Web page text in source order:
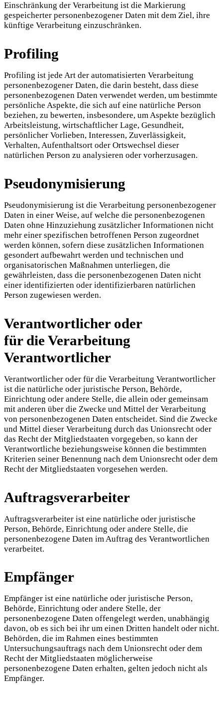
Einschränkung der Verarbeitung ist die Markierung
gespeicherter personenbezogener Daten mit dem Ziel, ihre
künftige Verarbeitung einzuschränken.
Profiling
Profiling ist jede Art der automatisierten Verarbeitung
personenbezogener Daten, die darin besteht, dass diese
personenbezogenen Daten verwendet werden, um bestimmte
persönliche Aspekte, die sich auf eine natürliche Person
beziehen, zu bewerten, insbesondere, um Aspekte bezüglich
Arbeitsleistung, wirtschaftlicher Lage, Gesundheit,
persönlicher Vorlieben, Interessen, Zuverlässigkeit,
Verhalten, Aufenthaltsort oder Ortswechsel dieser
natürlichen Person zu analysieren oder vorherzusagen.
Pseudonymisierung
Pseudonymisierung ist die Verarbeitung personenbezogener
Daten in einer Weise, auf welche die personenbezogenen
Daten ohne Hinzuziehung zusätzlicher Informationen nicht
mehr einer spezifischen betroffenen Person zugeordnet
werden können, sofern diese zusätzlichen Informationen
gesondert aufbewahrt werden und technischen und
organisatorischen Maßnahmen unterliegen, die
gewährleisten, dass die personenbezogenen Daten nicht
einer identifizierten oder identifizierbaren natürlichen
Person zugewiesen werden.
Verantwortlicher oder
für die Verarbeitung
Verantwortlicher
Verantwortlicher oder für die Verarbeitung Verantwortlicher
ist die natürliche oder juristische Person, Behörde,
Einrichtung oder andere Stelle, die allein oder gemeinsam
mit anderen über die Zwecke und Mittel der Verarbeitung
von personenbezogenen Daten entscheidet. Sind die Zwecke
und Mittel dieser Verarbeitung durch das Unionsrecht oder
das Recht der Mitgliedstaaten vorgegeben, so kann der
Verantwortliche beziehungsweise können die bestimmten
Kriterien seiner Benennung nach dem Unionsrecht oder dem
Recht der Mitgliedstaaten vorgesehen werden.
Auftragsverarbeiter
Auftragsverarbeiter ist eine natürliche oder juristische
Person, Behörde, Einrichtung oder andere Stelle, die
personenbezogene Daten im Auftrag des Verantwortlichen
verarbeitet.
Empfänger
Empfänger ist eine natürliche oder juristische Person,
Behörde, Einrichtung oder andere Stelle, der
personenbezogene Daten offengelegt werden, unabhängig
davon, ob es sich bei ihr um einen Dritten handelt oder nicht.
Behörden, die im Rahmen eines bestimmten
Untersuchungsauftrags nach dem Unionsrecht oder dem
Recht der Mitgliedstaaten möglicherweise
personenbezogene Daten erhalten, gelten jedoch nicht als
Empfänger.